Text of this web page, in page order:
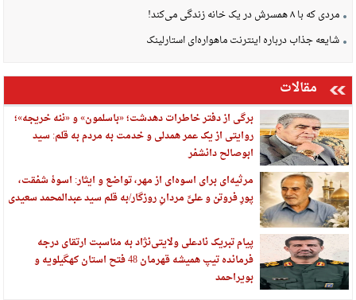
مردی که با ۸ همسرش در یک خانه زندگی می‌کند!
شایعه جذاب درباره اینترنت ماهواره‌ای استارلینک
مقالات
برگی از دفتر خاطرات دهدشت؛ «باسلمون» و «ننه خریجه»؛
روایتی از یک عمر همدلی و خدمت به مردم به قلم: سید
ابوصالح دانشفر
مرثیه‌ای برای اسوه‌ای از مهر، تواضع و ایثار: اسوهٔ شفقت،
پورِ فروتن و علیِّ مردانِ روزگار/به قلم سید عبدالمحمد سعیدی
پیام تبریک نادعلی ولایتی‌نژاد به مناسبت ارتقای درجه
فرمانده تیپ همیشه قهرمان 48 فتح استان کهگیلویه و
بویراحمد